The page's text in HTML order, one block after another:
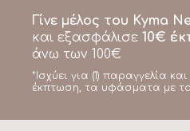
Γίνε μέλος του Kyma
και εξασφάλισε 10€
άνω των 100€
*Ισχύει για (1) παραγγελία
έκπτωση, τα υφάσματα με